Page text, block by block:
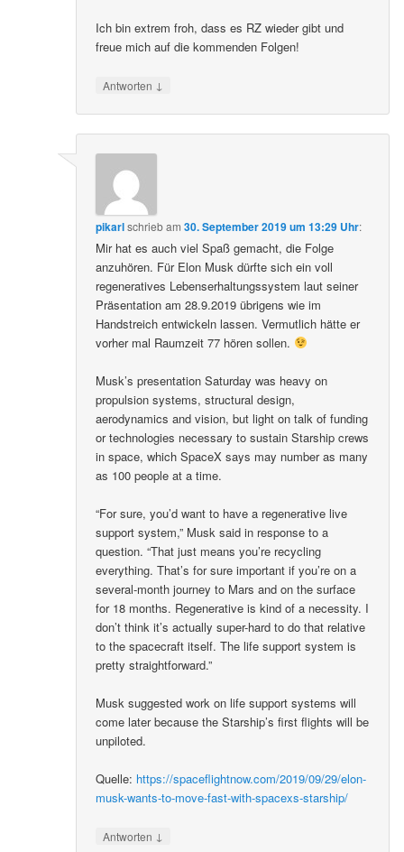
Ich bin extrem froh, dass es RZ wieder gibt und
freue mich auf die kommenden Folgen!
Antworten ↓
pikarlschriebam30. September 2019 um 13:29 Uhr:
Mir hat es auch viel Spaß gemacht, die Folge
anzuhören. Für Elon Musk dürfte sich ein voll
regeneratives Lebenserhaltungssystem laut seiner
Präsentation am 28.9.2019 übrigens wie im
Handstreich entwickeln lassen. Vermutlich hätte er
vorher mal Raumzeit 77 hören sollen.
Musk’s presentation Saturday was heavy on
propulsion systems, structural design,
aerodynamics and vision, but light on talk of funding
or technologies necessary to sustain Starship crews
in space, which SpaceX says may number as many
as 100 people at a time.
“For sure, you’d want to have a regenerative live
support system,” Musk said in response to a
question. “That just means you’re recycling
everything. That’s for sure important if you’re on a
several-month journey to Mars and on the surface
for 18 months. Regenerative is kind of a necessity. I
don’t think it’s actually super-hard to do that relative
to the spacecraft itself. The life support system is
pretty straightforward.”
Musk suggested work on life support systems will
come later because the Starship’s first flights will be
unpiloted.
Quelle: https://spaceflightnow.com/2019/09/29/elon-
musk-wants-to-move-fast-with-spacexs-starship/
Antworten ↓